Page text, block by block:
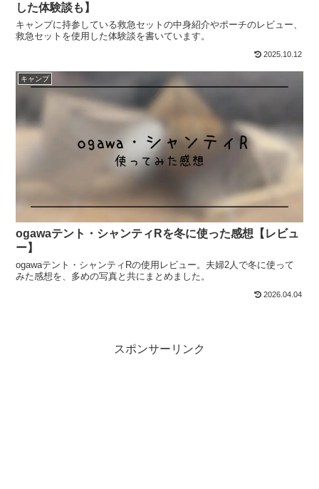
した体験談も】
キャンプに持参している救急セットの中身紹介やポーチのレビュー、
救急セットを使用した体験談を書いています。
2025.10.12
キャンプ
ogawaテント・シャンティRを冬に使った感想【レビュ
ー】
ogawaテント・シャンティRの使用レビュー。夫婦2人で冬に使って
みた感想を、多めの写真と共にまとめました。
2026.04.04
スポンサーリンク